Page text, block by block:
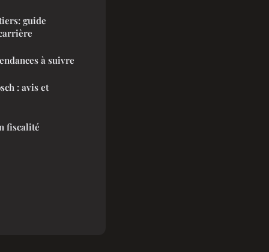
guide
à suivre
: avis et
fiscalité